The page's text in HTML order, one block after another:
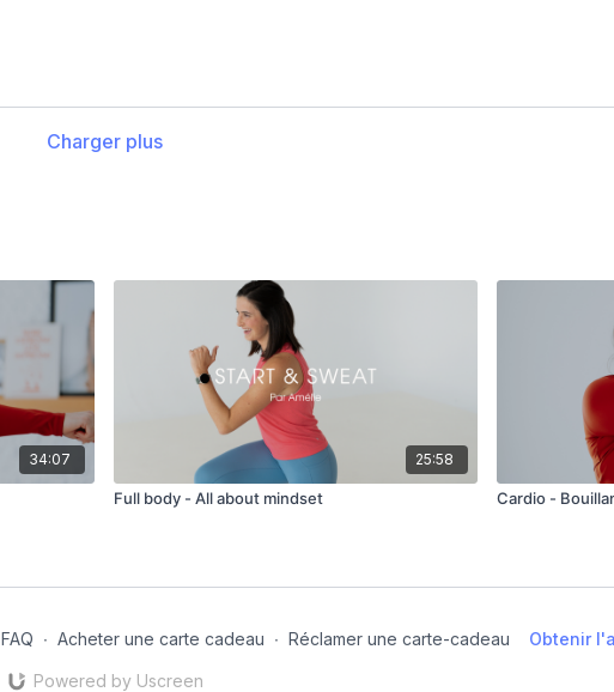
Charger plus
34:07 25:58
Full body - All about mindset Cardio -
FAQ ∙ Acheter une carte cadeau ∙ Réclamer une carte-cadeau Obtenir
Powered by Uscreen